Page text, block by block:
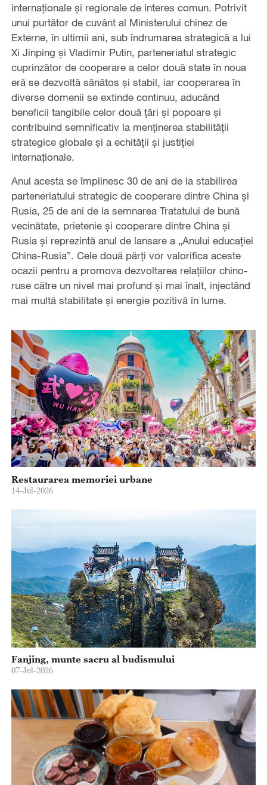
internaţionale şi regionale de interes comun. Potrivit
unui purtător de cuvânt al Ministerului chinez de
Externe, în ultimii ani, sub îndrumarea strategică a lui
Xi Jinping şi Vladimir Putin, parteneriatul strategic
cuprinzător de cooperare a celor două state în noua
eră se dezvoltă sănătos și stabil, iar cooperarea în
diverse domenii se extinde continuu, aducând
beneficii tangibile celor două țări și popoare și
contribuind semnificativ la menținerea stabilității
strategice globale și a echității și justiției
internaționale.
Anul acesta se împlinesc 30 de ani de la stabilirea
parteneriatului strategic de cooperare dintre China și
Rusia, 25 de ani de la semnarea Tratatului de bună
vecinătate, prietenie și cooperare dintre China și
Rusia și reprezintă anul de lansare a „Anului educației
China-Rusia”. Cele două părți vor valorifica aceste
ocazii pentru a promova dezvoltarea relațiilor chino-
ruse către un nivel mai profund și mai înalt, injectând
mai multă stabilitate și energie pozitivă în lume.
Restaurarea memoriei urbane
14-Jul-2026
Fanjing, munte sacru al budismului
07-Jul-2026